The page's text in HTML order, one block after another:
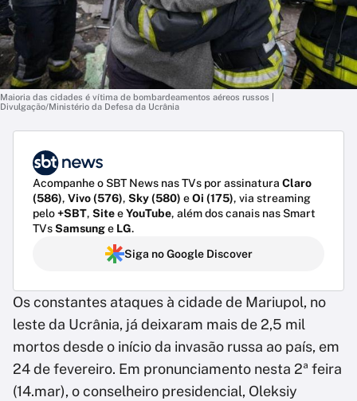
Maioria das cidades é vítima de bombardeamentos aéreos russos |
Divulgação/Ministério da Defesa da Ucrânia
Acompanhe o SBT News nas TVs por assinatura Claro
(586), Vivo (576), Sky (580) eOi (175), via streaming
pelo+SBT, SiteeYouTube, além dos canais nas Smart
TVsSamsunge LG.
Siga no Google Discover
Os constantes ataques à cidade de Mariupol, no
leste da Ucrânia, já deixaram mais de 2,5 mil
mortos desde o início da invasão russa ao país, em
24 de fevereiro. Em pronunciamento nesta 2ª feira
(14.mar), o conselheiro presidencial, Oleksiy